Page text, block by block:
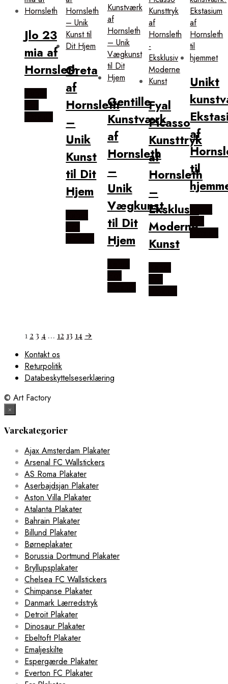
Jlo 23
mia af
HornslethGreta
af
Hornsleth
–
Unik
Kunst
til Dit
Hjem
Gentille
Kunstværk
af
Hornsleth
–
Unik
Vægkunst
til Dit
Hjem
Fyal
Picasso
Kunsttryk
af
Hornsleth
–
Eksklusiv
Moderne
Kunst
Unikt
af
til
1 2 3 4 … 12 13 14 →
Kontakt os
Returpolitik
Databeskyttelseserklæring
© Art Factory
×
Varekategorier
Ajax Amsterdam Plakater
Arsenal FC Wallstickers
AS Roma Plakater
Aserbajdsjan Plakater
Aston Villa Plakater
Atalanta Plakater
Bahrain Plakater
Billund Plakater
Børneplakater
Borussia Dortmund Plakater
Bryllupsplakater
Chelsea FC Wallstickers
Chimpanse Plakater
Danmark Lærredstryk
Detroit Plakater
Dinosaur Plakater
Ebeltoft Plakater
Emaljeskilte
Espergærde Plakater
Everton FC Plakater